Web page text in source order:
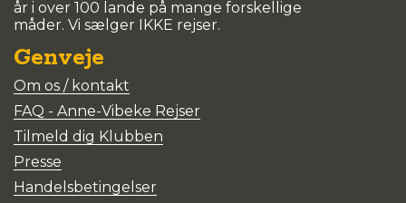
år i over 100 lande på mange forskellige
måder. Vi sælger IKKE rejser.
Genveje
Om os / kontakt
FAQ - Anne-Vibeke Rejser
Tilmeld dig Klubben
Presse
Handelsbetingelser